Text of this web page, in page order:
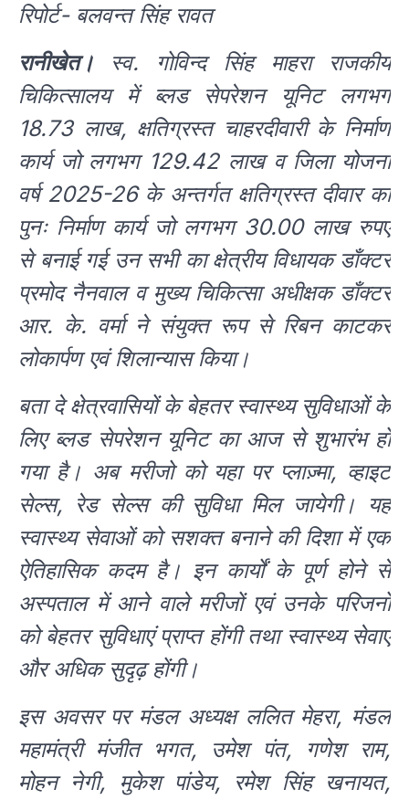
रिपोर्ट- बलवन्त सिंह रावत
रानीखेत।
स्व. गोविन्द सिंह माहरा राजकीय
चिकित्सालय में ब्लड सेपरेशन यूनिट लगभग
18.73 लाख, क्षतिग्रस्त चाहरदीवारी के निर्माण
कार्य जो लगभग 129.42 लाख व जिला योजना
वर्ष 2025-26 के अन्तर्गत क्षतिग्रस्त दीवार का
पुनः निर्माण कार्य जो लगभग 30.00 लाख रुपए
से बनाई गई उन सभी का क्षेत्रीय विधायक डाँक्टर
प्रमोद नैनवाल व मुख्य चिकित्सा अधीक्षक डाँक्टर
आर. के. वर्मा ने संयुक्त रूप से रिबन काटकर
लोकार्पण एवं शिलान्यास किया।
बता दे क्षेत्रवासियों के बेहतर स्वास्थ्य सुविधाओं के
लिए ब्लड सेपरेशन यूनिट का आज से शुभारंभ हो
गया है। अब मरीजो को यहा पर प्लाज़्मा, व्हाइट
सेल्स, रेड सेल्स की सुविधा मिल जायेगी। यह
स्वास्थ्य सेवाओं को सशक्त बनाने की दिशा में एक
ऐतिहासिक कदम है। इन कार्यों के पूर्ण होने से
अस्पताल में आने वाले मरीजों एवं उनके परिजनों
को बेहतर सुविधाएं प्राप्त होंगी तथा स्वास्थ्य सेवाएं
और अधिक सुदृढ़ होंगी।
इस अवसर पर मंडल अध्यक्ष ललित मेहरा, मंडल
महामंत्री मंजीत भगत, उमेश पंत, गणेश राम,
मोहन नेगी, मुकेश पांडेय, रमेश सिंह खनायत,